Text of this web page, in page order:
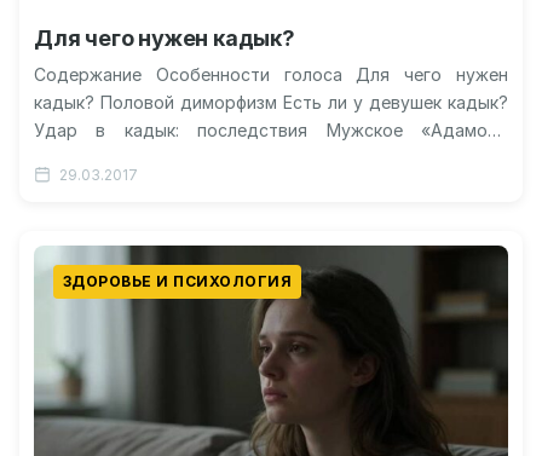
Для чего нужен кадык?
Содержание Особенности голоса Для чего нужен
кадык? Половой диморфизм Есть ли у девушек кадык?
Удар в кадык: последствия Мужское «Адамово
29.03.2017
ЗДОРОВЬЕ И ПСИХОЛОГИЯ